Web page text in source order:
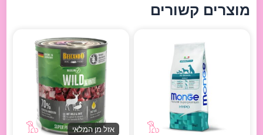
מוצרים קשורים
אזל מן המלאי